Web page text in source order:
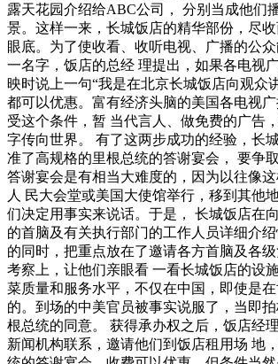
露天花园介绍给ABC公司， 分别当成他们
景。这样一来，长城饭店的精华部份，尽
眼底。为了使收看、收听电视、广播的公
一名字，饭店的总经 理提出，如果各电视
映时说上一句“我是在北京长城饭店向观众
都可以优惠。富有经济头脑的美国各电视
受这个条件，暂 当代言人、做免费的广告
字传向世界。 有了这两步成功的经验，长
准了高规格的里根总统的答谢宴会， 要争
答谢宴会是有相当大难度的，因为以往像
人 民大会堂或美国大使馆举行，移到其他
们决定用事实来说话。于是， 长城饭店在
的首脑及有关执行部门的工作人员详细介
的同时，把重点放在了邀请各方首脑及各
考察上，让他们亲眼看 一看长城饭店的设
菜质量和服务水平，不仅在中国，即使是
的。到场的中美官员被事实说服了，当即
根总统的同意。 获得承办权之后，饭店经
新闻机构联系，邀请他们到饭店租用场 地